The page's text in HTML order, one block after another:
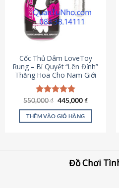
Cốc Thủ Dâm LoveToy
Rung – Bí Quyết “Lên Đỉnh”
Thăng Hoa Cho Nam Giới
Được xếp
hạng5.00
5 sao
550,000₫ Giá
là:
550,000 ₫.
445,000₫Giá
tại
THÊM VÀO GIỎ HÀNG
Đồ Chơi